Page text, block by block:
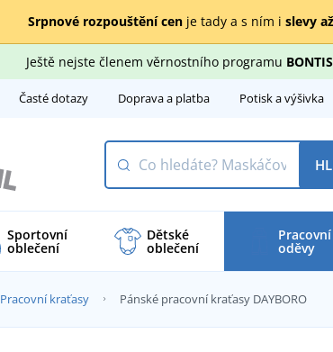
Srpnové rozpouštění cenje tady a s ním i slevy
Ještě nejste členem věrnostního programu
Časté dotazy Doprava a platba Potisk a výšivka
Sportovní
oblečení
Dětské
oblečení
Pracovní
oděvy
Pracovní kraťasy Pánské pracovní kraťasy DAYBORO